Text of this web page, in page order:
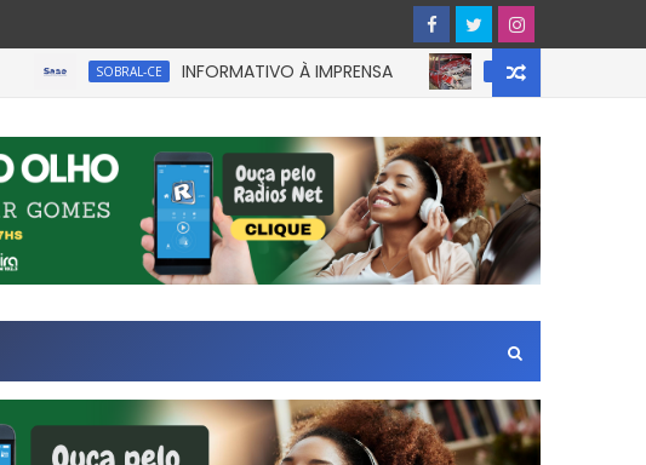
SOBRAL-CE INFORMATIVO À IMPRENSA CEARÁ
UM homem